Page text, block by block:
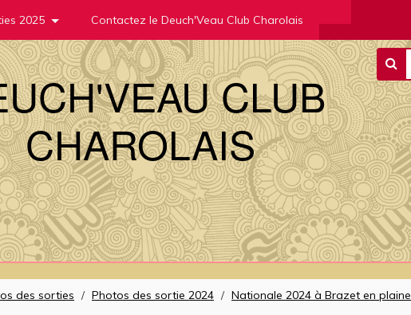
2025 Contactez le Deuch'Veau Club Charolais
CLUB
CHAROLAIS
des sorties / Photos des sortie 2024 / Nationale 2024 à Brazet en plaine